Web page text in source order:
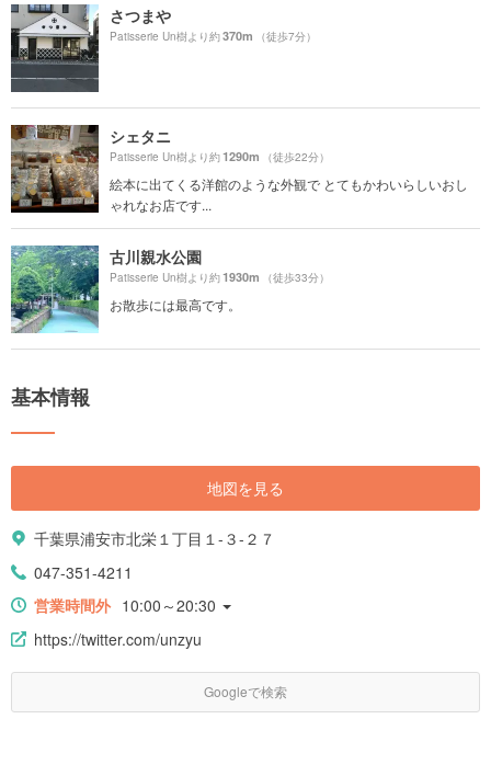
さつまや
Patisserie Un樹より約370m （徒歩7分）
シェタニ
Patisserie Un樹より約1290m （徒歩22分）
絵本に出てくる洋館のような外観で とてもかわいらしいおし
ゃれなお店です...
古川親水公園
Patisserie Un樹より約1930m （徒歩33分）
お散歩には最高です。
基本情報
地図を見る
千葉県浦安市北栄１丁目１-３-２７
047-351-4211
営業時間外 10:00～20:30
https://twitter.com/unzyu
Googleで検索